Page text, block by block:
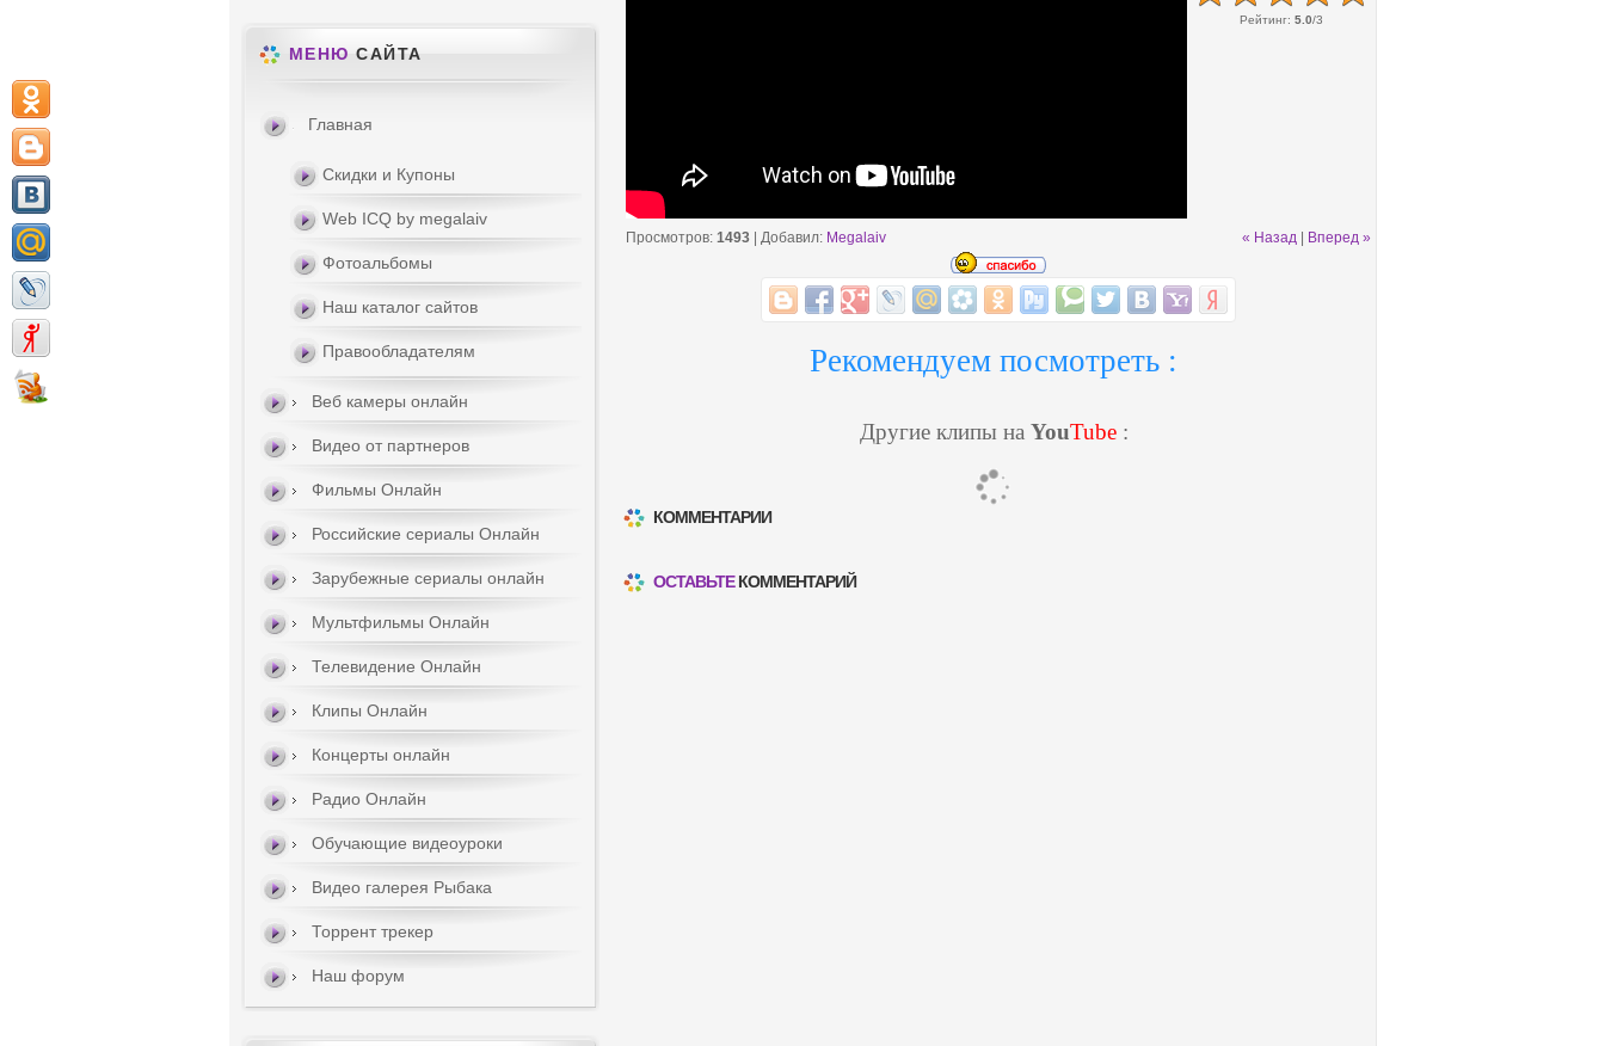
Рейтинг: 5.0/3
« Назад Вперед »
Просмотров: 1493 Добавил: Megalaiv
Рекомендуем посмотреть :
Другие клипы на YouTube:
КОММЕНТАРИИ
ОСТАВЬТЕКОММЕНТАРИЙ
МЕНЮ САЙТА
Главная
Скидки и Купоны
Web ICQ by megalaiv
Фотоальбомы
Наш каталог сайтов
Правообладателям
Веб камеры онлайн
Видео от партнеров
Фильмы Онлайн
Российские сериалы Онлайн
Зарубежные сериалы онлайн
Мультфильмы Онлайн
Телевидение Онлайн
Клипы Онлайн
Концерты онлайн
Радио Онлайн
Обучающие видеоуроки
Видео галерея Рыбака
Торрент трекер
Наш форум